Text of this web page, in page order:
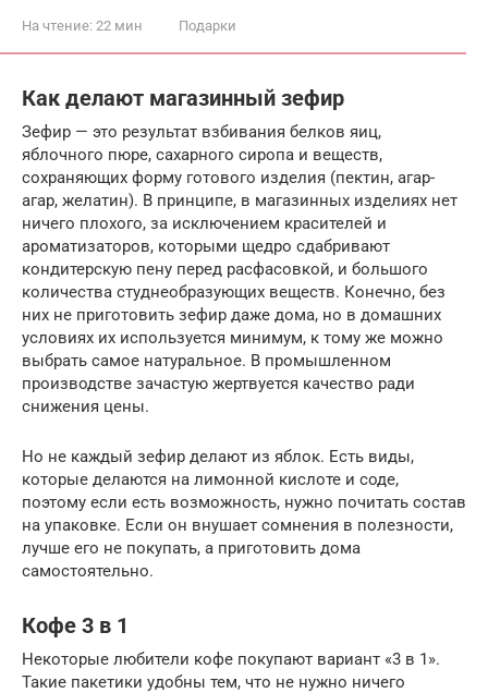
На чтение: 22 мин Подарки
Как делают магазинный зефир
Зефир — это результат взбивания белков яиц,
яблочного пюре, сахарного сиропа и веществ,
сохраняющих форму готового изделия (пектин, агар-
агар, желатин). В принципе, в магазинных изделиях нет
ничего плохого, за исключением красителей и
ароматизаторов, которыми щедро сдабривают
кондитерскую пену перед расфасовкой, и большого
количества студнеобразующих веществ. Конечно, без
них не приготовить зефир даже дома, но в домашних
условиях их используется минимум, к тому же можно
выбрать самое натуральное. В промышленном
производстве зачастую жертвуется качество ради
снижения цены.
Но не каждый зефир делают из яблок. Есть виды,
которые делаются на лимонной кислоте и соде,
поэтому если есть возможность, нужно почитать состав
на упаковке. Если он внушает сомнения в полезности,
лучше его не покупать, а приготовить дома
самостоятельно.
Кофе 3 в 1
Некоторые любители кофе покупают вариант «3 в 1».
Такие пакетики удобны тем, что не нужно ничего